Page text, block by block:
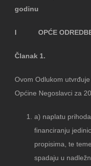
godinu
I OPĆE
Članak 1.
Ovom Odlukom
Općine Negoslavci za
a) naplatu
financiranju
propisima, te
spadaju u